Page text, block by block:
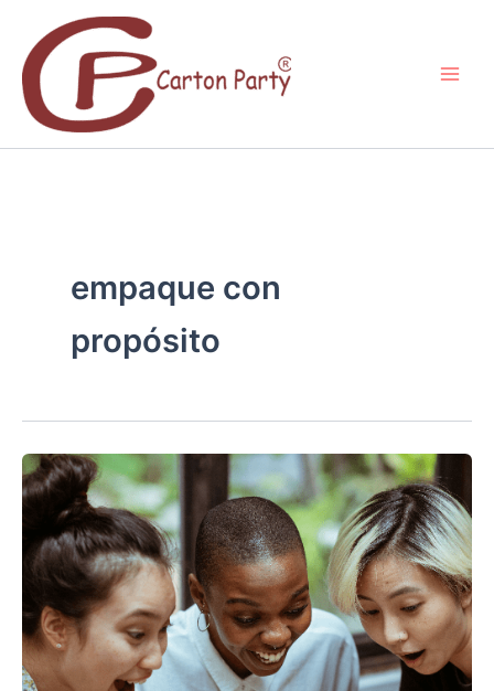
contenido
empaque con
propósito
SOSTENIBILIDAD
COMO
PARTE
DEL
STORYTELLING
MARCA